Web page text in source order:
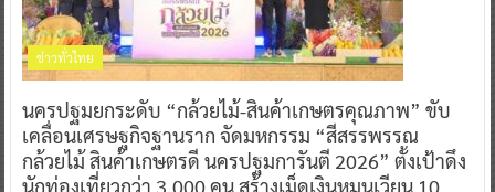
ข่าวทั่วไทย
นครปฐมยกระดับ “กล้วยไม้-สินค้าเกษตรคุณภาพ” ขับ
เคลื่อนเศรษฐกิจฐานราก จัดมหกรรม “สีสรรพรรณ
กล้วยไม้ สินค้าเกษตรดี นครปฐมการันตี 2026” ตั้งเป้าดึง
นักท่องเที่ยวกว่า 3,000 คน สร้างเม็ดเงินหมุนเวียน 10